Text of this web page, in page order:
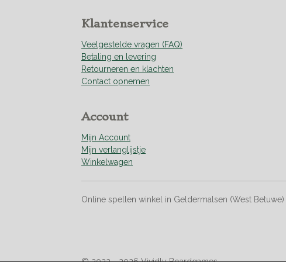
1
8
8
s
t
e
n
Klantenservice
Veelgestelde vragen (FAQ)
Betaling en levering
Retourneren en klachten
Contact opnemen
Account
Mijn Account
Mijn verlanglijstje
Winkelwagen
Online spellen winkel in Geldermalsen (West Betuwe)